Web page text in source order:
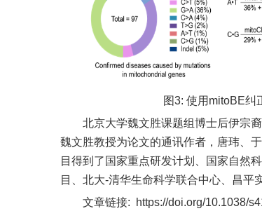
图3: 使用mitoBE纠正
北京大学魏文胜课题组博士后伊宗裔
魏文胜教授为论文的通讯作者，唐玮、
目得到了国家重点研发计划、国家自然
目、北大-清华生命科学联合中心、昌平
文章链接: https://doi.org/10.1038/